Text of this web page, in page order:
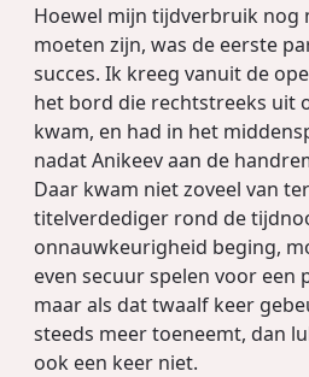
Hoewel mijn tijdverbruik nog
moeten zijn, was de eerste
succes. Ik kreeg vanuit de
het bord die rechtstreeks uit
kwam, en had in het
nadat Anikeev aan de
Daar kwam niet zoveel van
titelverdediger rond de
onnauwkeurigheid beging,
even secuur spelen voor een
maar als dat twaalf keer
steeds meer toeneemt, dan
ook een keer niet.